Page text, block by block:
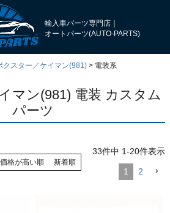
輸入車パーツ専門店｜
オートパーツ(AUTO-PARTS)
クスター／ケイマン(981) 電装系
マン(981) 電装 カスタム
パーツ
価格が高い順 新着順
33件中 1-20件表示
1 2